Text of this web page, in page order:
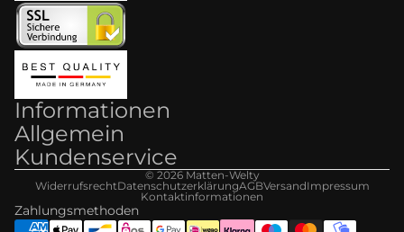
Informationen
Allgemein
Kundenservice
© 2026Matten-Welty
WiderrufsrechtDatenschutzerklärungAGBVersandImpressum
Kontaktinformationen
Zahlungsmethoden